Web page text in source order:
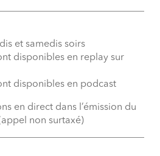
et samedis soirs
disponibles en replay sur
disponibles en podcast
en direct dans l’émission du
non surtaxé)